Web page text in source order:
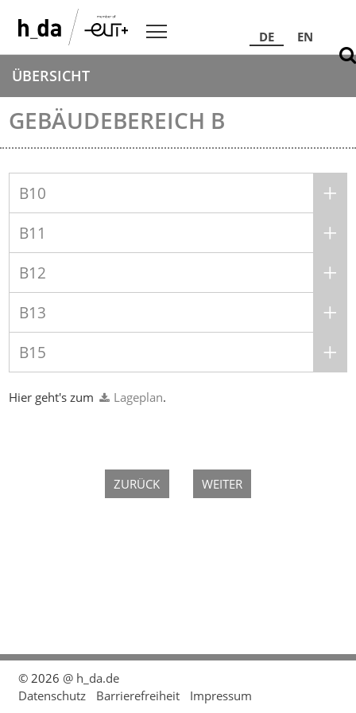
DE EN
ÜBERSICHT
GEBÄUDEBEREICH B
B10
B11
B12
B13
B15
Hier geht's zum Lageplan​​​​​​​.
ZURÜCK WEITER
© 2026 @ h_da.de
Datenschutz
Barrierefreiheit Impressum